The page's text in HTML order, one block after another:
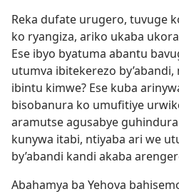
Reka dufate urugero, tuvuge
ko ryangiza, ariko ukaba
Ese ibyo byatuma abantu
utumva ibitekerezo
ibintu kimwe? Ese kuba
bisobanura ko umufitiye
aramutse agusabye
kunywa itabi, ntiyaba ari we
by’abandi kandi akaba
Abahamya ba Yehova